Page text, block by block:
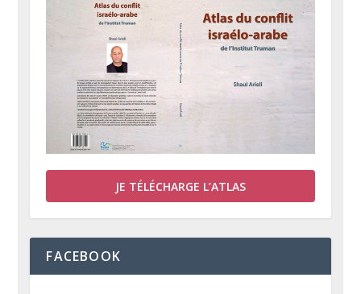
JE TÉLÉCHARGE L’ATLAS
FACEBOOK